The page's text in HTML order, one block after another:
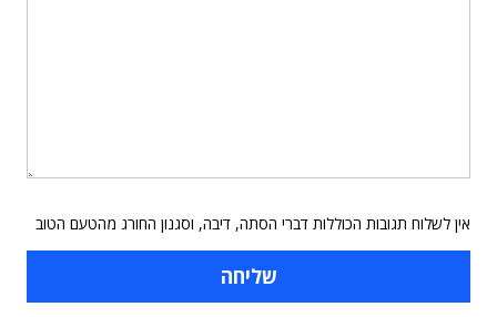
אין לשלוח תגובות הכוללות דברי הסתה, דיבה, וסגנון החורג מהטעם הטוב